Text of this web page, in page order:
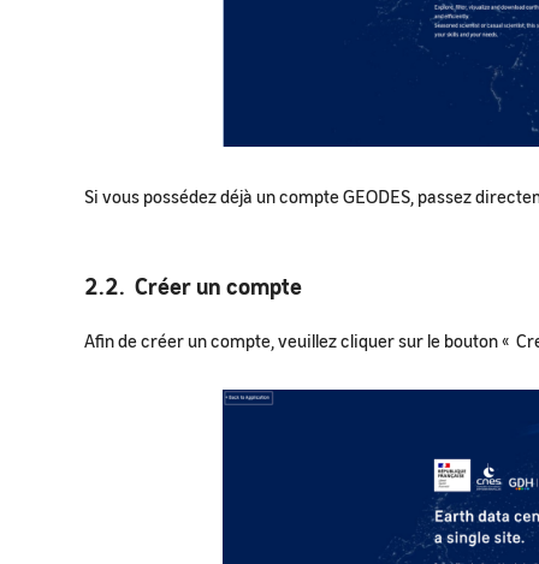
Si vous possédez déjà un compte GEODES, passez
2.2. Créer un compte
Afin de créer un compte, veuillez cliquer sur le bouton «